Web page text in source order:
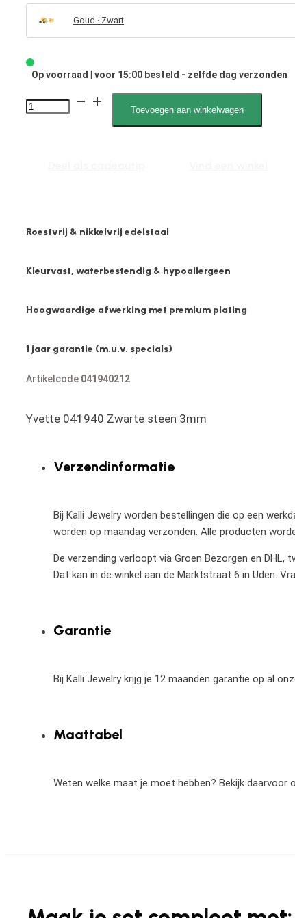
Goud · Zwart
Op voorraad | voor 15:00 besteld - zelfde dag verzonden
Yvette
Toevoegen aan winkelwagen
Roestvrij & nikkelvrij edelstaal
Kleurvast, waterbestendig & hypoallergeen
Hoogwaardige afwerking met premium plating
1 jaar garantie (m.u.v. specials)
Artikelcode 041940212
Yvette 041940 Zwarte steen 3mm
Verzendinformatie
Bij Kalli Jewelry worden bestellingen die op een
worden op maandag verzonden. Alle producten
De verzending verloopt via Groen Bezorgen en
Dat kan in de winkel aan de Marktstraat 6 in Uden.
Garantie
Bij Kalli Jewelry krijg je 12 maanden garantie op al
Maattabel
Weten welke maat je moet hebben? Bekijk daarvoor